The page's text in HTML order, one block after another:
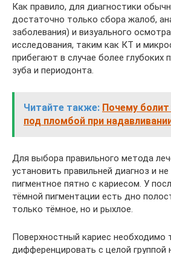
Как правило, для диагностики
достаточно только сбора жалоб,
заболевания) и визуального
исследования, таким как КТ и
прибегают в случае более глубоких
зуба и периодонта.
Читайте также: Почему
под пломбой при
Для выбора правильного метода
установить правильней диагноз и не
пигментное пятно с кариесом. У
тёмной пигментации есть дно
только тёмное, но и рыхлое.
Поверхностный кариес необходимо
дифференцировать с целой группой